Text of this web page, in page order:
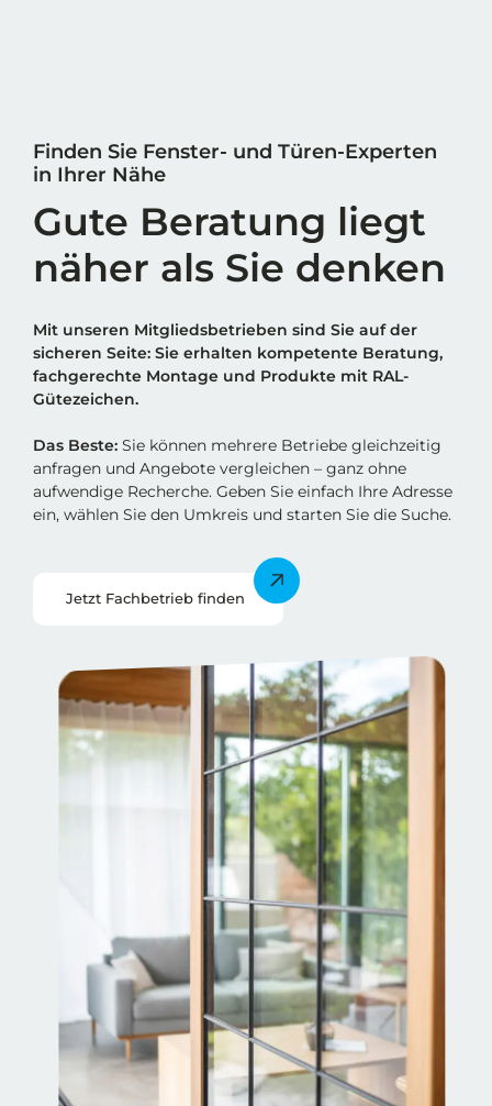
Finden Sie Fenster- und Türen-Experten
in Ihrer Nähe
Gute Beratung liegt
näher als Sie denken
Mit unseren Mitgliedsbetrieben sind Sie auf der
sicheren Seite: Sie erhalten kompetente Beratung,
fachgerechte Montage und Produkte mit RAL-
Gütezeichen.
Das Beste: Sie können mehrere Betriebe gleichzeitig
anfragen und Angebote vergleichen – ganz ohne
aufwendige Recherche. Geben Sie einfach Ihre Adresse
ein, wählen Sie den Umkreis und starten Sie die Suche.
Jetzt Fachbetrieb finden